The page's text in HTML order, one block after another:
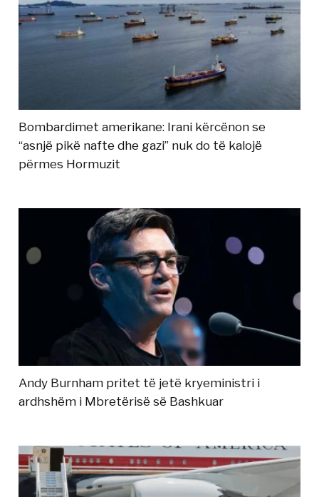
Bombardimet amerikane: Irani kërcënon se
“asnjë pikë nafte dhe gazi” nuk do të kalojë
përmes Hormuzit
Andy Burnham pritet të jetë kryeministri i
ardhshëm i Mbretërisë së Bashkuar